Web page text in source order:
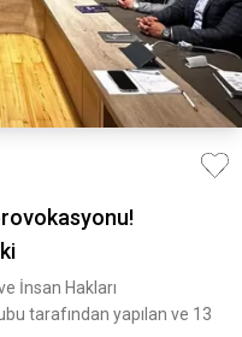
İnsan Hakları
tarafından yapılan ve 13